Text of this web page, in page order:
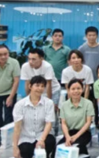
Facebook
YouTube
LinkedIn
TikTok
WhatsApp
Instagram